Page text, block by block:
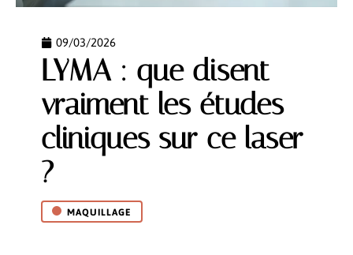
09/03/2026
LYMA : que disent
vraiment les études
cliniques sur ce laser
?
MAQUILLAGE